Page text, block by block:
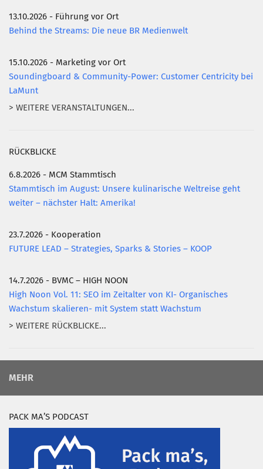
13.10.2026 - Führung vor Ort
Behind the Streams: Die neue BR Medienwelt
15.10.2026 - Marketing vor Ort
Soundingboard & Community-Power: Customer Centricity bei
LaMunt
> WEITERE VERANSTALTUNGEN...
RÜCKBLICKE
6.8.2026 - MCM Stammtisch
Stammtisch im August: Unsere kulinarische Weltreise geht
weiter – nächster Halt: Amerika!
23.7.2026 - Kooperation
FUTURE LEAD – Strategies, Sparks & Stories – KOOP
14.7.2026 - BVMC – HIGH NOON
High Noon Vol. 11: SEO im Zeitalter von KI- Organisches
Wachstum skalieren- mit System statt Wachstum
> WEITERE RÜCKBLICKE...
MEHR
PACK MA’S PODCAST